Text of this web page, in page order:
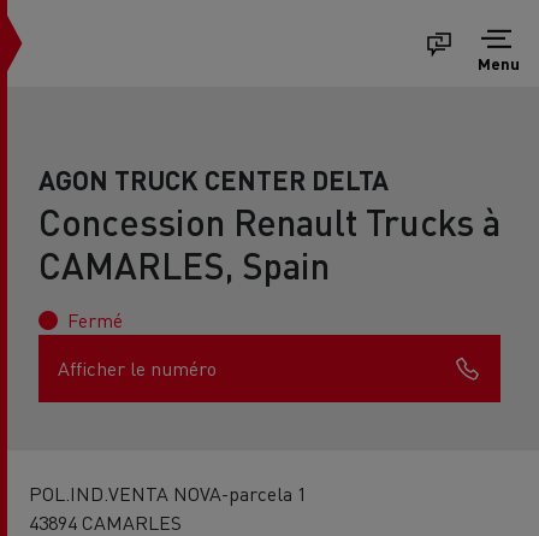
Menu
AGON TRUCK CENTER DELTA
Concession Renault Trucks à
CAMARLES, Spain
Fermé
Afficher le numéro
POL.IND.VENTA NOVA-parcela 1
43894 CAMARLES